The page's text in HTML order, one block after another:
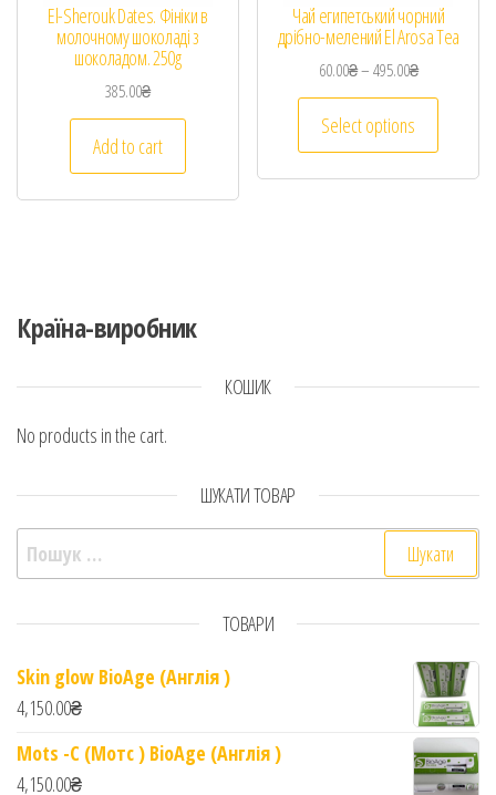
El-Sherouk Dates. Фініки в
молочному шоколаді з
шоколадом. 250g
385.00₴
Add to cart
Чай египетський чорний
дрібно-мелений El Arosa Tea
60.00₴–495.00₴
Select options
Країна-виробник
КОШИК
No products in the cart.
ШУКАТИ ТОВАР
Пошук:
ТОВАРИ
Skin glow BioAge (Англія )
4,150.00₴
Mots -C (Мотс ) BioAge (Англія )
4,150.00₴